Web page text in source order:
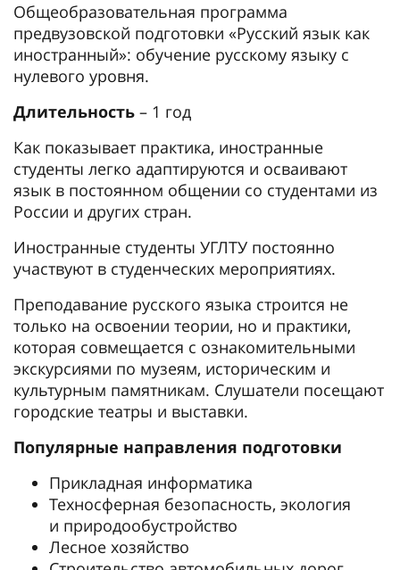
Общеобразовательная программа
предвузовской подготовки «Русский язык как
иностранный»: обучение русскому языку с
нулевого уровня.
Длительность – 1 год
Как показывает практика, иностранные
студенты легко адаптируются и осваивают
язык в постоянном общении со студентами из
России и других стран.
Иностранные студенты УГЛТУ постоянно
участвуют в студенческих мероприятиях.
Преподавание русского языка строится не
только на освоении теории, но и практики,
которая совмещается с ознакомительными
экскурсиями по музеям, историческим и
культурным памятникам. Слушатели посещают
городские театры и выставки.
Популярные направления подготовки
Прикладная информатика
Техносферная безопасность, экология
и природообустройство
Лесное хозяйство